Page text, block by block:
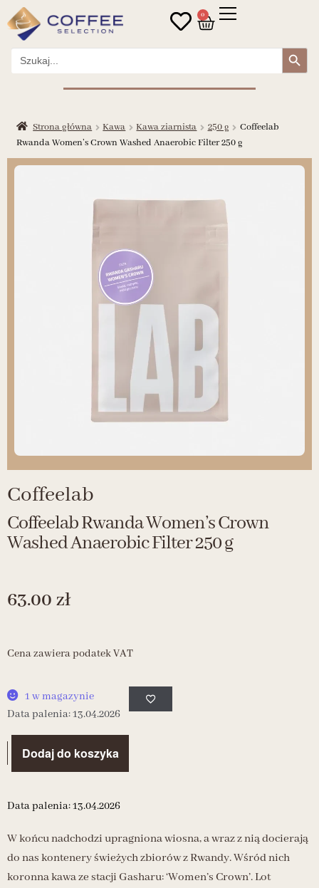
0
Search
for:
Search Button
Strona główna Kawa Kawa ziarnista 250 g
Coffeelab
Rwanda Women’s Crown Washed Anaerobic Filter 250 g
Coffeelab
Coffeelab Rwanda Women’s Crown
Washed Anaerobic Filter 250 g
63.00 zł
Cena zawiera podatek VAT
1 w magazynie
Data palenia: 13.04.2026
Dodaj do koszyka
Data palenia: 13.04.2026
W końcu nadchodzi upragniona wiosna, a wraz z nią docierają
do nas kontenery świeżych zbiorów z Rwandy. Wśród nich
koronna kawa ze stacji Gasharu: ‘Women’s Crown’. Lot